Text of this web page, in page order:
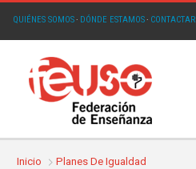
QUIÉNES SOMOS· DÓNDE ESTAMOS· CONTACTAR
Inicio Planes De Igualdad